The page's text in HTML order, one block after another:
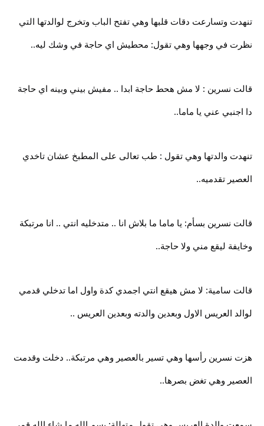
تنهدت وتسارعت دقات قلبها وهي تفتح الباب وتخرج لوالدتها التي
نظرت في وجهها وهي تقول: محطيش اي حاجة في وشك ليه..
قالت نسرين : لا مش هحط حاجة ابدا .. مفيش بيني وبينه اي حاجة
دا اجنبي عني يا ماما..
تنهدت والدتها وهي تقول : طب تعالى على المطبخ عشان تاخدي
العصير تقدميه..
قالت نسرين بسأم: يا ماما ما بلاش انا .. متدخليه انتي .. انا مرتبكة
وخايفة ليقع مني ولا حاجة..
قالت سامية: لا مش هيقع انتي اجمدي كدة واول اما تدخلي قدمي
لوالد العريس الاول وبعدين والدته وبعدين العريس ..
هزت نسرين رأسها وهي تسير بالعصير وهي مرتبكة.. دخلت وقدمت
العصير وهي تغض بصرها..